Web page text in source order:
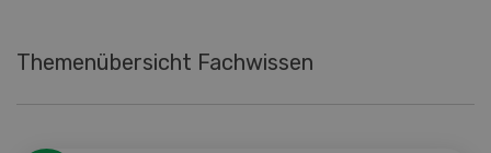
Themenübersicht Fachwissen